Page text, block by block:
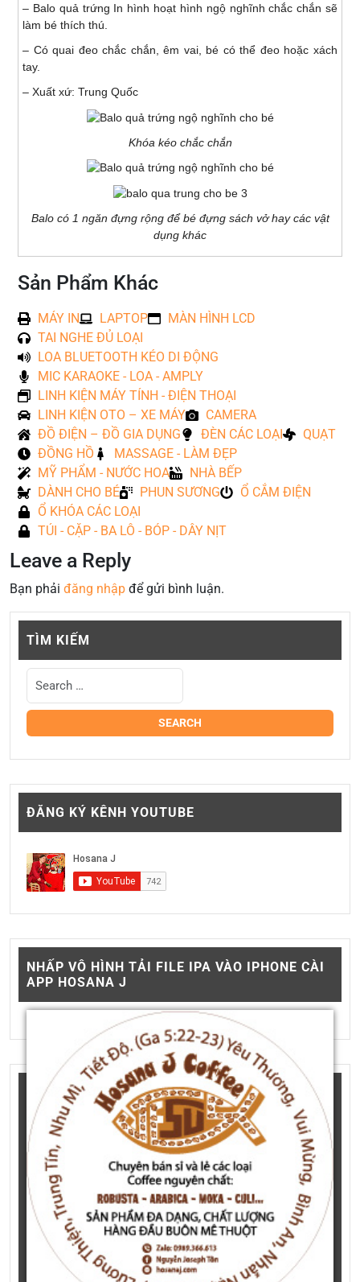
– Balo quả trứng In hình hoạt hình ngộ nghĩnh chắc chắn sẽ
làm bé thích thú.
– Có quai đeo chắc chắn, êm vai, bé có thể đeo hoặc xách
tay.
– Xuất xứ: Trung Quốc
Khóa kéo chắc chắn
Balo có 1 ngăn đựng rộng để bé đựng sách vở hay các vật
dụng khác
Sản Phẩm Khác
MÁY IN LAPTOP
MÀN HÌNH LCD
TAI NGHE ĐỦ LOẠI
LOA BLUETOOTH KÉO DI ĐỘNG
MIC KARAOKE - LOA - AMPLY
LINH KIỆN MÁY TÍNH - ĐIỆN THOẠI
LINH KIỆN OTO – XE MÁY
CAMERA
ĐỒ ĐIỆN – ĐỒ GIA DỤNG
ĐÈN CÁC LOẠI
QUẠT
ĐỒNG HỒ
MASSAGE - LÀM ĐẸP
MỸ PHẨM - NƯỚC HOA
NHÀ BẾP
DÀNH CHO BÉ
PHUN SƯƠNG
Ổ CẮM ĐIỆN
Ổ KHÓA CÁC LOẠI
TÚI - CẶP - BA LÔ - BÓP - DÂY NỊT
Leave a Reply
Bạn phải đăng nhập để gửi bình luận.
TÌM KIẾM
ĐĂNG KÝ KÊNH YOUTUBE
NHẤP VÔ HÌNH TẢI FILE IPA VÀO IPHONE CÀI
APP HOSANA J